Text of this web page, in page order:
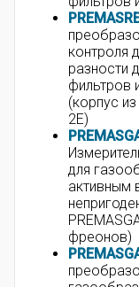
контроля
разности
фильтров
(корпус
2E)
для
активным
фреонов)